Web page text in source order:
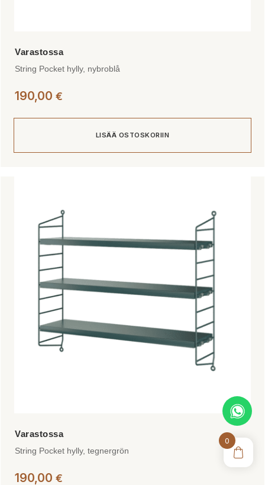
String Pocket hylly, nybroblå
190,00 €
LISÄÄ OSTOSKORIIN
String Pocket hylly, tegnergrön
190,00 €
0